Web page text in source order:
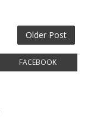
Older Post
FACEBOOK